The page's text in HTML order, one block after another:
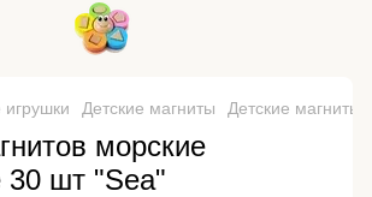
Детские магниты Детские магниты
морские
30 шт "Sea"